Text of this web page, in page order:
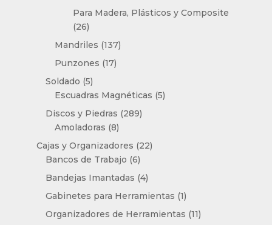
productos
Para Madera, Plásticos y Composite
2626
productos
Mandriles 137137
Punzones 1717
Soldado 55
productos
Escuadras Magnéticas 55
Discos y Piedras 289289
Amoladoras 88
productos
Cajas y Organizadores 2222
Bancos de Trabajo 66
productos
Bandejas Imantadas 44
productos
Gabinetes para Herramientas 11
producto
Organizadores de Herramientas 1111